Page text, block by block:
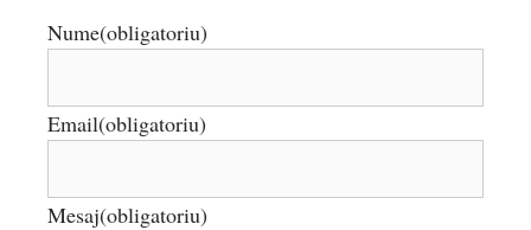
Nume(obligatoriu)
Email(obligatoriu)
Mesaj(obligatoriu)